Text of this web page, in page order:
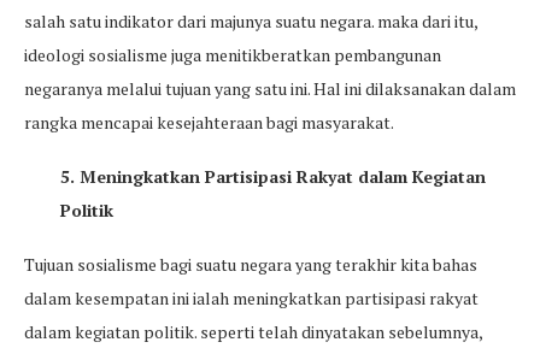
salah satu indikator dari majunya suatu negara. maka dari itu,
ideologi sosialisme juga menitikberatkan pembangunan
negaranya melalui tujuan yang satu ini. Hal ini dilaksanakan dalam
rangka mencapai kesejahteraan bagi masyarakat.
5. Meningkatkan Partisipasi Rakyat dalam Kegiatan
Politik
Tujuan sosialisme bagi suatu negara yang terakhir kita bahas
dalam kesempatan ini ialah meningkatkan partisipasi rakyat
dalam kegiatan politik. seperti telah dinyatakan sebelumnya,